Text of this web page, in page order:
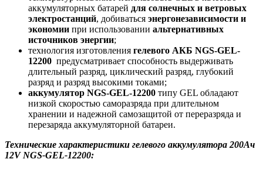
аккумуляторных батарей для солнечных и ветровых
электростанций, добиваться энергонезависимости и
экономии при использовании альтернативных
источников энергии;
технология изготовления гелевого АКБ NGS-GEL-
12200 предусматривает способность выдерживать
длительный разряд, циклический разряд, глубокий
разряд и разряд высокими токами;
аккумулятор NGS-GEL-12200 типу GEL обладают
низкой скоростью саморазряда при длительном
хранении и надежной самозащитой от переразряда и
перезаряда аккумуляторной батареи.
Технические характеристики гелевого аккумулятора 200Ач
12V NGS-GEL-12200: